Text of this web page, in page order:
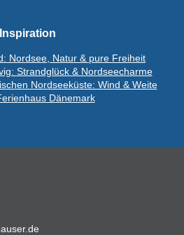
Inspiration
Nordsee, Natur & pure Freiheit
Strandglück & Nordseecharme
Nordseeküste: Wind & Weite
Dänemark